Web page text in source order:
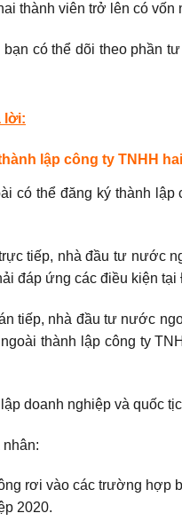
thành viên trở lên có
có thể dõi theo phần
lời:
lập công ty TNHH
có thể đăng ký thành
tiếp, nhà đầu tư nước
đáp ứng các điều kiện
tiếp, nhà đầu tư nước
thành lập công ty
doanh nghiệp và quốc
rơi vào các trường hợp
2020.